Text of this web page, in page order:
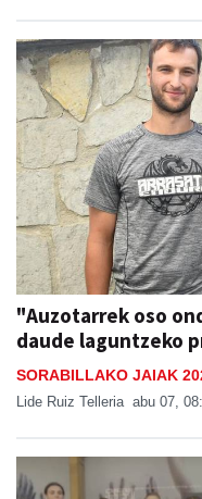
"Auzotarrek oso
daude laguntzeko
SORABILLAKO JAIAK
Lide Ruiz Telleria abu 07,